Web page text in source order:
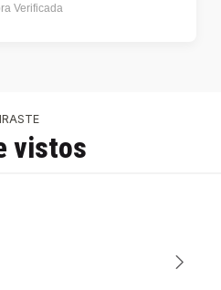
Verificada
vistos